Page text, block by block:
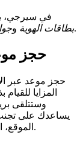
في سيرجي،
بطاقات الهوية و . يتم حجز هذه المواعيد عبر الإنترنت.
حجز
حجز موعد عبر
المزايا
وستتلقى
يساعدك على تجنب
الموقع، اختيار ما تحتاج إلى القيام به، وحجز فترة تناسبك.